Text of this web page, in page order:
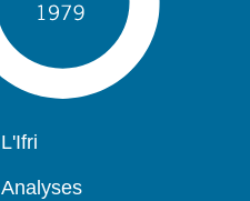
Navigation
L'Ifri
Analyses